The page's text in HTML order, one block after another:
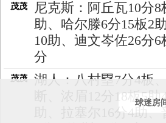
茂茂
尼克斯：阿丘瓦10分8
助、哈尔滕6分15板2
10助、迪文岑佐26分
分
茂茂
湖人：八村塁7分4板
断、浓眉12分18板5
助、拉塞尔16分4助
球迷房